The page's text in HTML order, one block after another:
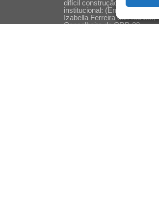
difícil construção do
institucional: (En)cena
Izabella Ferreira dos Santos,
Conselheira do CRP-23